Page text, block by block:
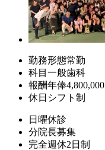
勤務形態常勤
科目 一般歯科
報酬年俸
休日 シフト制
日曜休診
分院長募集
完全週休2日制